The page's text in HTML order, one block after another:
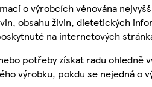
o výrobcích věnována
obsahu živin, dietetických
na internetových
potřeby získat radu
výrobku, pokdu se nejedná o